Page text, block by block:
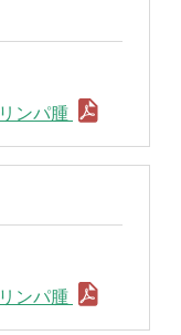
リンパ腫
リンパ腫